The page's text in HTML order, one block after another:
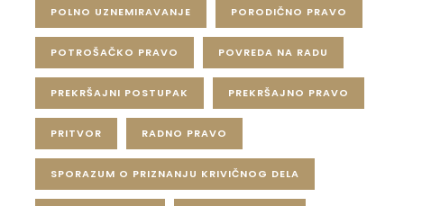
POLNO UZNEMIRAVANJE PORODIČNO PRAVO
POTROŠAČKO PRAVO POVREDA NA RADU
PREKRŠAJNI POSTUPAK PREKRŠAJNO PRAVO
PRITVOR RADNO PRAVO
SPORAZUM O PRIZNANJU KRIVIČNOG DELA